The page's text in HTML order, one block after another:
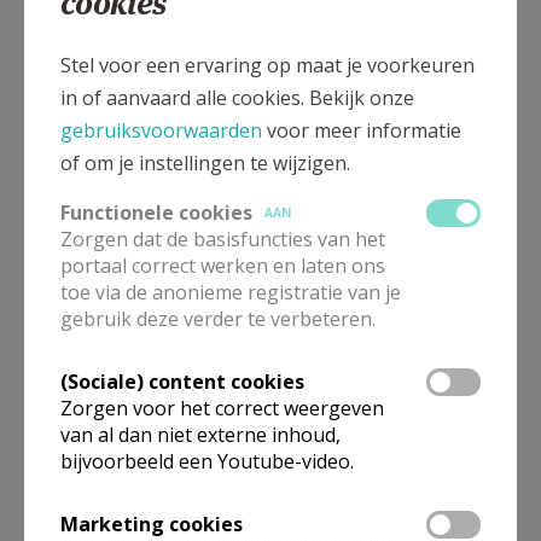
overledene een laatste wilsbeschikking heeft laten
of de nabestaanden de wens van de overledene
respecteren.
Voor Mechelen vind je alle info onder:
https://www.mechelen.be/prod-laatste-
wilsbeschikking
Hoe regel je, als nabestaande, de uitvaartdienst
praktisch?
Bij een overlijden neem je eerst contact op met de
begrafenisondernemer van je keuze. Hij zal het
secretariaat van de Mechelse parochies contacteren,
om na te gaan of de uitvaart kan op de dag, het uur
en in de kerk die jij voorstelt. Die kerkelijke
maar niet op zondag.
Stel voor een ervaring op maat je voorkeuren
in of aanvaard alle cookies. Bekijk onze
gebruiksvoorwaarden voor meer informatie
of om je instellingen te wijzigen.
Functionele cookies
AAN
Zorgen dat de basisfuncties van het
portaal correct werken en laten ons
toe via de anonieme registratie van je
gebruik deze verder te verbeteren.
(Sociale) content cookies
Zorgen voor het correct weergeven
van al dan niet externe inhoud,
bijvoorbeeld een Youtube-video.
Marketing cookies